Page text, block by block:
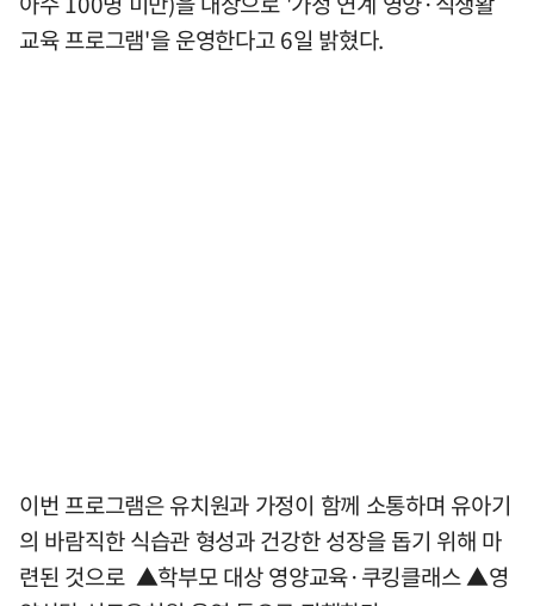
교육 프로그램'을 운영한다고 6일 밝혔다.
이번 프로그램은 유치원과 가정이 함께 소통하며 유아기
의 바람직한 식습관 형성과 건강한 성장을 돕기 위해 마
련된 것으로 ▲학부모 대상 영양교육·쿠킹클래스 ▲영